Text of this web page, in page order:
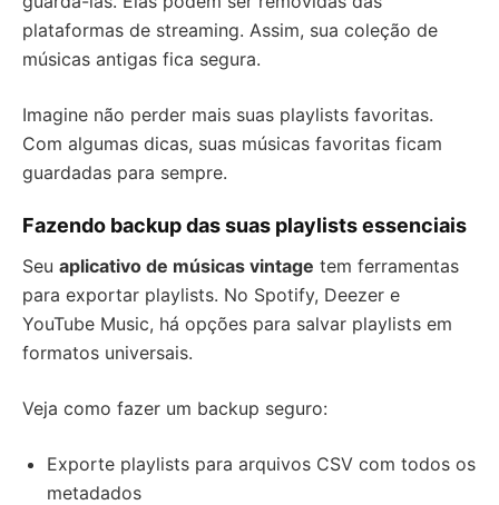
plataformas de streaming. Assim, sua coleção de
músicas antigas fica segura.
Imagine não perder mais suas playlists favoritas.
Com algumas dicas, suas músicas favoritas ficam
guardadas para sempre.
Fazendo backup das suas playlists essenciais
Seu aplicativo de músicas vintage tem ferramentas
para exportar playlists. No Spotify, Deezer e
YouTube Music, há opções para salvar playlists em
formatos universais.
Veja como fazer um backup seguro:
Exporte playlists para arquivos CSV com todos os
metadados